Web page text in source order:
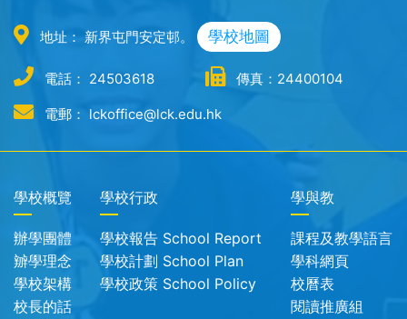
地址： 新界屯門安定邨。 學校地圖
電話： 24503618 傳真：24400104
電郵： lckoffice@lck.edu.hk
學校概覽
辦學團體
辧學理念
學校架構
校長的話
學校行政
學校報告 School Report
學校計劃 School Plan
學校政策 School Policy
學與教
課程及教學語言
學科網頁
校曆表
閱讀推廣組